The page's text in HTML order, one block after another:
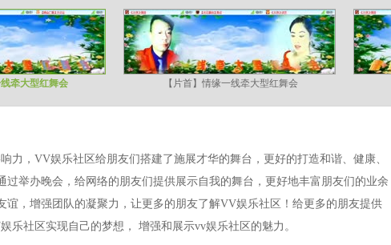
线牵大型红舞会 【片首】情缘一线牵大型红舞会
力，VV娱乐社区给朋友们搭建了施展才华的舞台，更好的打造和谐、健康、
过举办晚会，给网络的朋友们提供展示自我的舞台，更好地丰富朋友们的业余
谊，增强团队的凝聚力，让更多的朋友了解VV娱乐社区！给更多的朋友提供
乐社区实现自己的梦想， 增强和展示vv娱乐社区的魅力。